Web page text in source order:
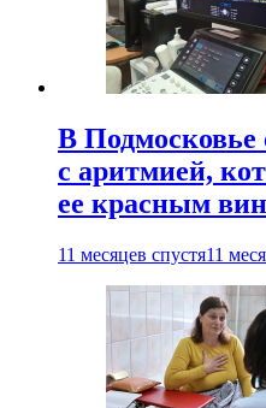
В
с аритмией,
ее красным
11 месяцев спустя11